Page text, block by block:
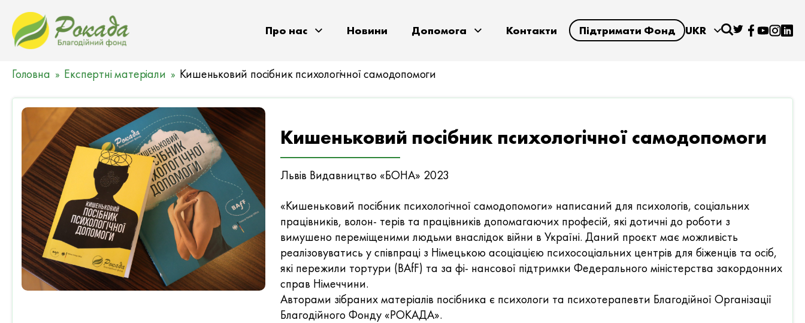
Про нас Новини Допомога Контакти Підтримати Фонд UKR
Головна Експертні матеріали Кишеньковий посібник психологічної самодопомоги
Кишеньковий посібник психологічної самодопомоги
Львів Видавництво «БОНА» 2023
«Кишеньковий посібник психологічної самодопомоги» написаний для психологів, соціальних
працівників, волон- терів та працівників допомагаючих професій, які дотичні до роботи з
вимушено переміщеними людьми внаслідок війни в Україні. Даний проєкт має можливість
реалізовуватись у співпраці з Німецькою асоціацією психосоціальних центрів для біженців та осіб,
які пережили тортури (BAfF) та за фі- нансової підтримки Федерального міністерства закордонних
справ Німеччини.
Авторами зібраних матеріалів посібника є психологи та психотерапевти Благодійної Організації
Благодійного Фонду «РОКАДА».